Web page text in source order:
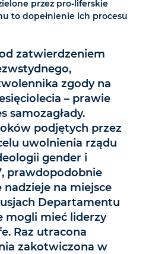
przez pro-liferskie
to dopełnienie ich procesu
zatwierdzeniem
zgody na
– prawie
samozagłady.
podjętych przez
uwolnienia rządu
gender i
prawdopodobnie
na miejsce
Departamentu
mogli mieć liderzy
Raz utracona
zakotwiczona w